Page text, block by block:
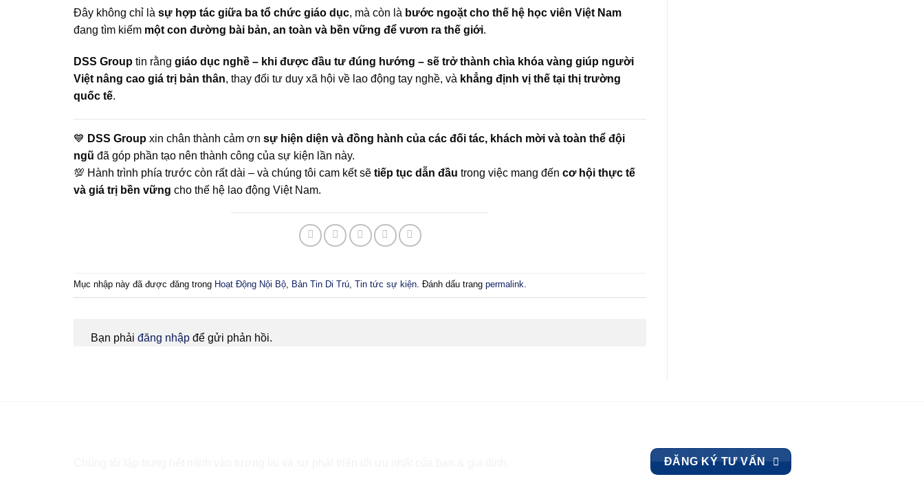
Đây không chỉ là sự hợp tác giữa ba tổ chức giáo dục, mà còn là bước ngoặt cho thế hệ học viên Việt Nam
đang tìm kiếm một con đường bài bản, an toàn và bền vững để vươn ra thế giới.
DSS Group tin rằng giáo dục nghề – khi được đầu tư đúng hướng – sẽ trở thành chìa khóa vàng giúp người
Việt nâng cao giá trị bản thân, thay đổi tư duy xã hội về lao động tay nghề, và khẳng định vị thế tại thị trường
quốc tế.
💙 DSS Group xin chân thành cảm ơn sự hiện diện và đồng hành của các đối tác, khách mời và toàn thể đội
ngũ đã góp phần tạo nên thành công của sự kiện lần này.
💯 Hành trình phía trước còn rất dài – và chúng tôi cam kết sẽ tiếp tục dẫn đầu trong việc mang đến cơ hội thực tế
và giá trị bền vững cho thế hệ lao động Việt Nam.
Mục nhập này đã được đăng trong Hoạt Động Nội Bộ Bản Tin Di Trú Tin tức sự kiện . Đánh dấu trang permalink
Bạn phải đăng nhập để gửi phản hồi.
ĐĂNG KÝ TƯ VẤN